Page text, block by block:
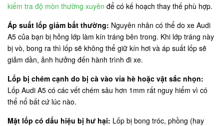
kiểm tra độ mòn thường xuyên để có kế hoạch thay thế phù hợp.
Áp suất lốp giảm bất thường: Nguyên nhân có thể do xe Audi
A5 của bạn bị hỏng lớp làm kín tráng bên trong. Khi lớp tráng này
bị vò, bong ra thì lốp sẽ không thể giữ kín hơi và áp suất lốp sẽ
giảm dần, ảnh hưởng đến hành trình đi xe.
Lốp bị chém cạnh do bị cà vào vỉa hè hoặc vật sắc nhọn:
Lốp Audi A5 có các vết chém sâu hơn 1mm rất nguy hiểm vì có
thể nổ bất cứ lúc nào.
Mặt lốp có dấu hiệu bị hư hại: Lốp bị bong tróc, phồng (hay